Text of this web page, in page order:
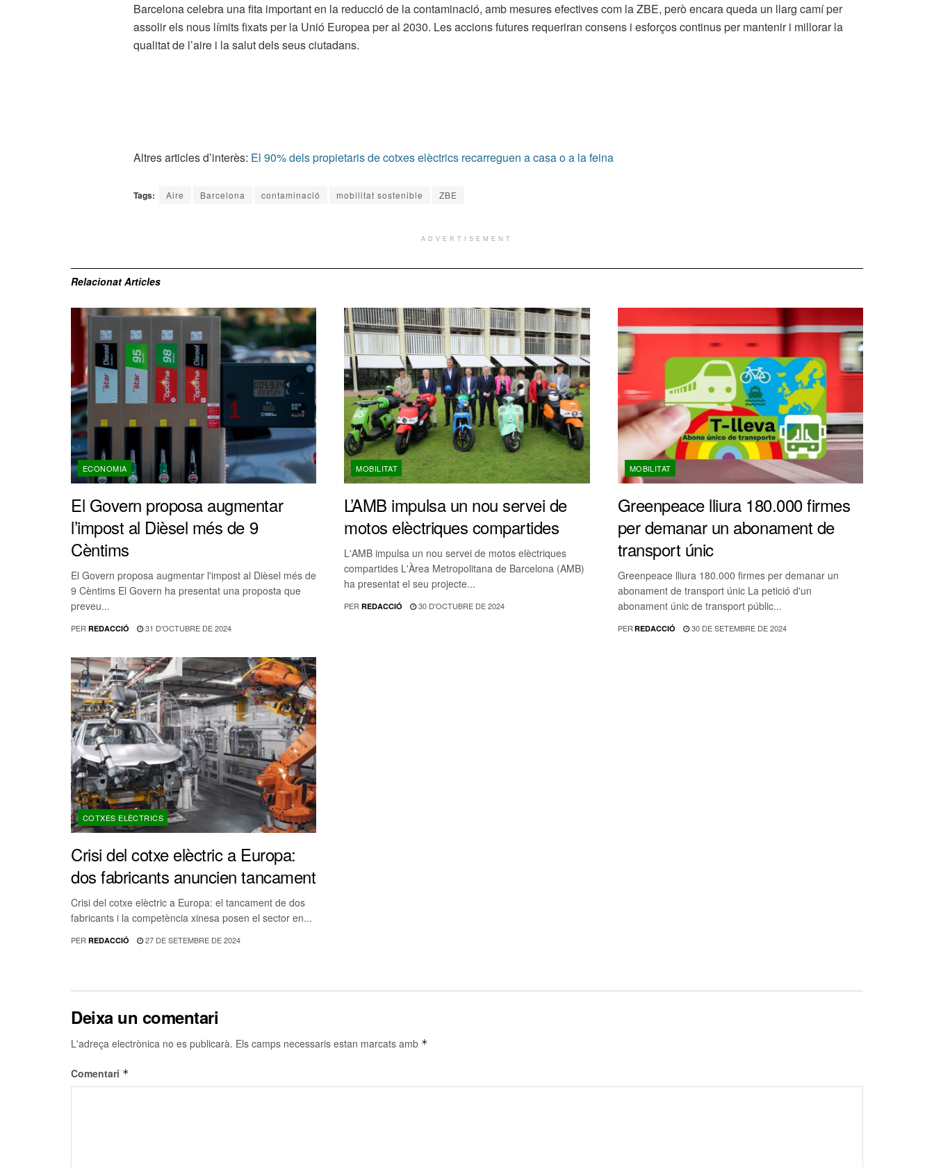
Barcelona celebra una fita important en la reducció de la contaminació, amb mesures efectives com la ZBE, però encara queda un llarg camí per
assolir els nous límits fixats per la Unió Europea per al 2030. Les accions futures requeriran consens i esforços continus per mantenir i millorar la
qualitat de l’aire i la salut dels seus ciutadans.
Altres articles d’interès: El 90% dels propietaris de cotxes elèctrics recarreguen a casa o a la feina
Tags: Aire Barcelona contaminació mobilitat sostenible ZBE
ADVERTISEMENT
Relacionat Articles
ECONOMIA
El Govern proposa augmentar
l’impost al Dièsel més de 9
Cèntims
El Govern proposa augmentar l'impost al Dièsel més de
9 Cèntims El Govern ha presentat una proposta que
preveu...
PER REDACCIÓ 31 D'OCTUBRE DE 2024
MOBILITAT
L’AMB impulsa un nou servei de
motos elèctriques compartides
L'AMB impulsa un nou servei de motos elèctriques
compartides L'Àrea Metropolitana de Barcelona (AMB)
ha presentat el seu projecte...
PER REDACCIÓ 30 D'OCTUBRE DE 2024
MOBILITAT
Greenpeace lliura 180.000 firmes
per demanar un abonament de
transport únic
Greenpeace lliura 180.000 firmes per demanar un
abonament de transport únic La petició d'un
abonament únic de transport públic...
PER REDACCIÓ 30 DE SETEMBRE DE 2024
COTXES ELÈCTRICS
Crisi del cotxe elèctric a Europa:
dos fabricants anuncien tancament
Crisi del cotxe elèctric a Europa: el tancament de dos
fabricants i la competència xinesa posen el sector en...
PER REDACCIÓ 27 DE SETEMBRE DE 2024
Deixa un comentari
L'adreça electrònica no es publicarà. Els camps necessaris estan marcats amb *
Comentari *